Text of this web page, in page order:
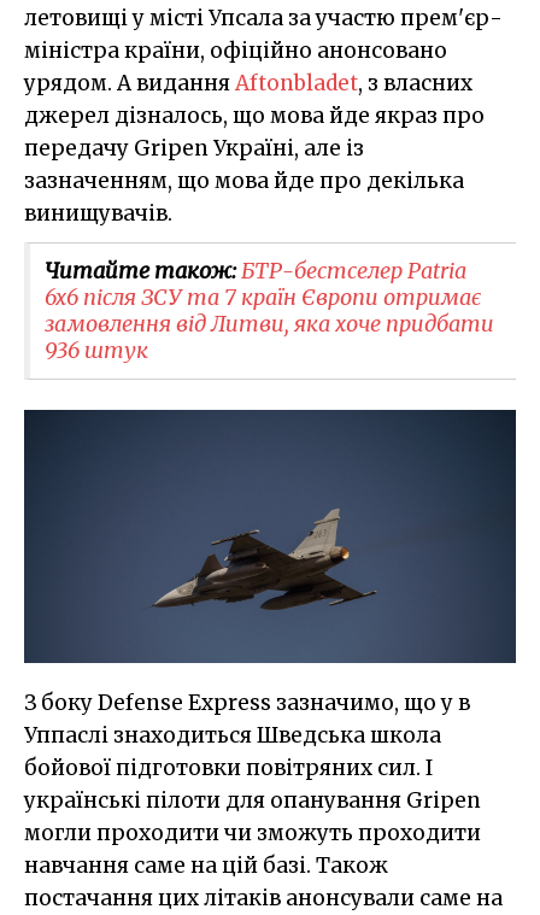
летовищі у місті Упсала за участю прем'єр-
міністра країни, офіційно анонсовано
урядом. А виданняAftonbladet, з власних
джерел дізналось, що мова йде якраз про
передачу Gripen Україні, але із
зазначенням, що мова йде про декілька
винищувачів.
Читайте також:БТР-бестселер Patria
6x6 після ЗСУ та 7 країн Європи отримає
замовлення від Литви, яка хоче придбати
936 штук
З боку Defense Express зазначимо, що у в
Уппаслі знаходиться Шведська школа
бойової підготовки повітряних сил. І
українські пілоти для опанування Gripen
могли проходити чи зможуть проходити
навчання саме на цій базі. Також
постачання цих літаків анонсували саме на